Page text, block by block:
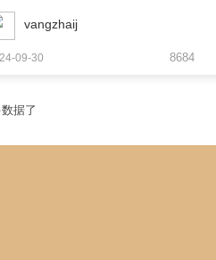
vangzhaij
09-30 8684
据了